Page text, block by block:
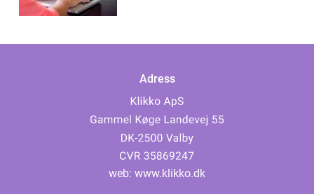
Adress
web: www.klikko.dk